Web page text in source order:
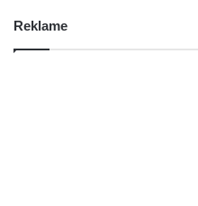
Reklame